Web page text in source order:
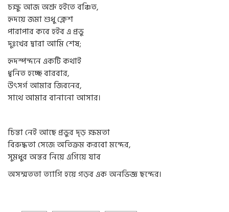
চক্ষু আজ অশ্রূ হইতে বঞ্চিত,
হৃদয়ে জমা শুধু ক্লেশ
পারাপার কবে হইব এ প্রভু
দুঃখের দ্বারা আমি শেষ;
হৃদস্পন্দনে একটি কথাই
ধ্বনিত হচ্ছে বারবার,
উৎসর্গ আমার জিবনের,
সাথে আমার বানানো আসার।
চিন্তা নেই আছে প্রভুর দৃড় ক্ষমতা
বিরুদ্ধতা সেজে অতিক্রম করবো মন্দের,
সুমধুর অন্তর নিয়ে এগিয়ে যাব
অসম্মততা ত্যাগি হয়ে গড়ব এক অনভিজ্ঞ ছন্দের। ‎